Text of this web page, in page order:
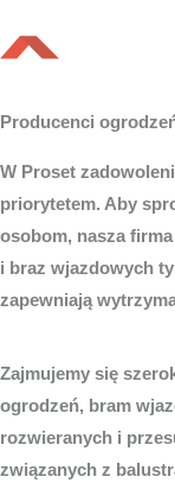
Producenci
W Proset
priorytetem. Aby
osobom, nasza
i braz wjazdowych
zapewniają
Zajmujemy się
ogrodzeń, bram
rozwieranych i
związanych z